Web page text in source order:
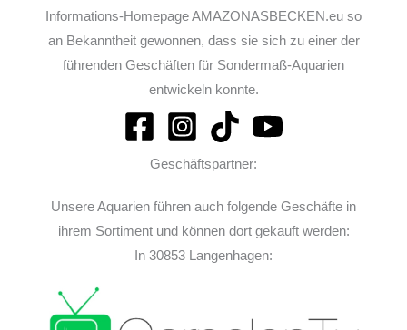
Informations-Homepage AMAZONASBECKEN.eu so
an Bekanntheit gewonnen, dass sie sich zu einer der
führenden Geschäften für Sondermaß-Aquarien
entwickeln konnte.
Geschäftspartner:
Unsere Aquarien führen auch folgende Geschäfte in
ihrem Sortiment und können dort gekauft werden:
In 30853 Langenhagen: